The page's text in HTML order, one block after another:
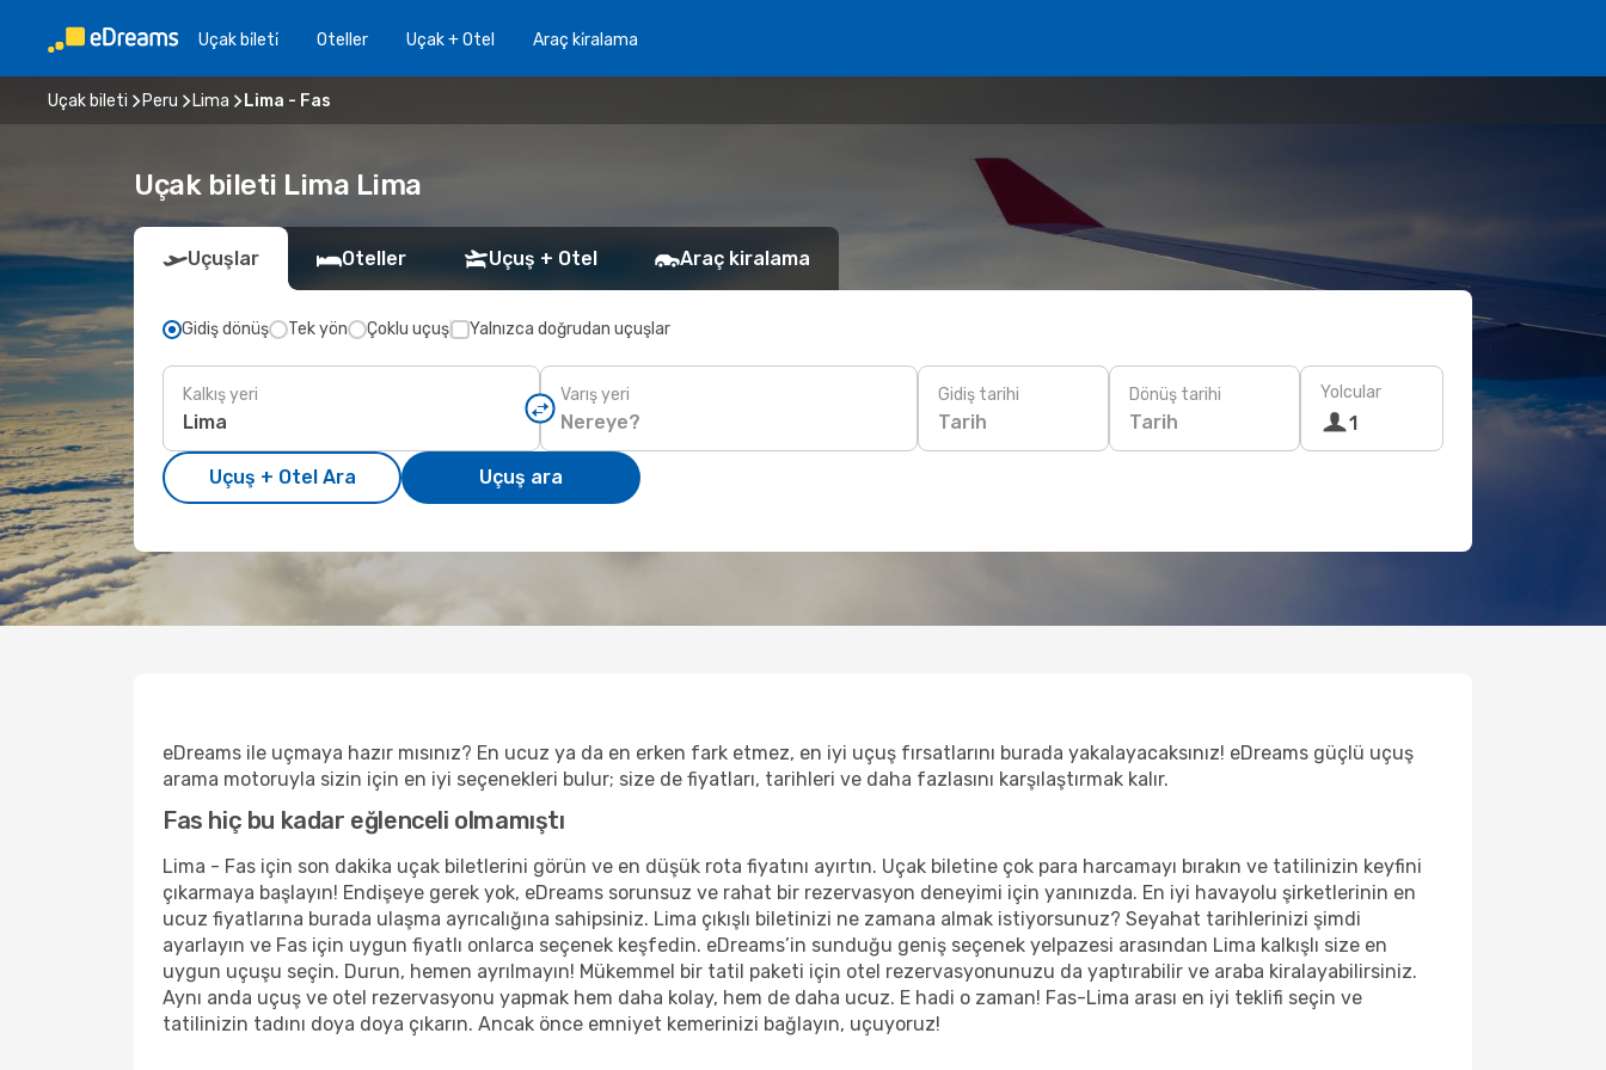
Uçak bi̇leti̇ Oteller Uçak + Otel Araç ki̇ralama
Uçak bileti Peru Lima Lima - Fas
Uçak bileti Lima Lima
Uçuşlar Oteller Uçuş + Otel Araç kiralama
Gidiş dönüş Tek yön Çoklu uçuş Yalnızca doğrudan uçuşlar
Kalkış yeri Varış yeri Gidiş tarihi
Tarih
Dönüş tarihi
Tarih
Yolcular
1
Uçuş + Otel Ara Uçuş ara
eDreams ile uçmaya hazır mısınız? En ucuz ya da en erken fark etmez, en iyi uçuş fırsatlarını burada yakalayacaksınız! eDreams güçlü uçuş
arama motoruyla sizin için en iyi seçenekleri bulur; size de fiyatları, tarihleri ve daha fazlasını karşılaştırmak kalır.
Fas hiç bu kadar eğlenceli olmamıştı
Lima - Fas için son dakika uçak biletlerini görün ve en düşük rota fiyatını ayırtın. Uçak biletine çok para harcamayı bırakın ve tatilinizin keyfini
çıkarmaya başlayın! Endişeye gerek yok, eDreams sorunsuz ve rahat bir rezervasyon deneyimi için yanınızda. En iyi havayolu şirketlerinin en
ucuz fiyatlarına burada ulaşma ayrıcalığına sahipsiniz. Lima çıkışlı biletinizi ne zamana almak istiyorsunuz? Seyahat tarihlerinizi şimdi
ayarlayın ve Fas için uygun fiyatlı onlarca seçenek keşfedin. eDreams’in sunduğu geniş seçenek yelpazesi arasından Lima kalkışlı size en
uygun uçuşu seçin. Durun, hemen ayrılmayın! Mükemmel bir tatil paketi için otel rezervasyonunuzu da yaptırabilir ve araba kiralayabilirsiniz.
Aynı anda uçuş ve otel rezervasyonu yapmak hem daha kolay, hem de daha ucuz. E hadi o zaman! Fas-Lima arası en iyi teklifi seçin ve
tatilinizin tadını doya doya çıkarın. Ancak önce emniyet kemerinizi bağlayın, uçuyoruz!